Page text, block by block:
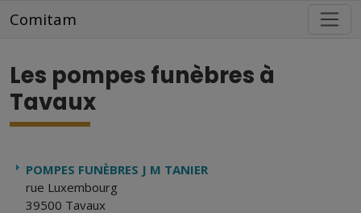
Comitam
Les pompes funèbres à
Tavaux
POMPES FUNÈBRES J M TANIER
rue Luxembourg
39500 Tavaux